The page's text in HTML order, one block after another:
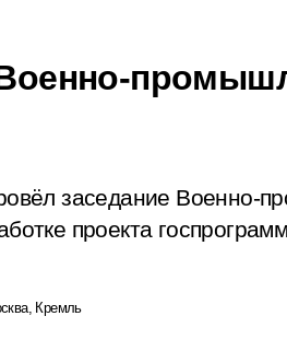
заседание Военно-
проекта
Кремль